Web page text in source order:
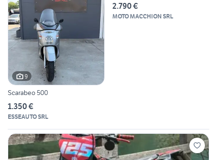
9
Scarabeo 500
1.350 €
ESSEAUTO SRL
2.790 €
MOTO MACCHION SRL